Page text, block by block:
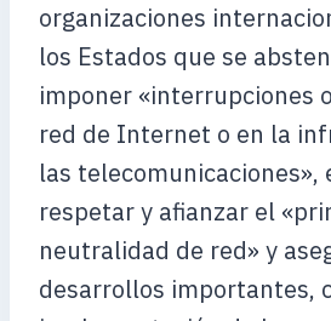
organizaciones
los Estados que se
imponer «interrupciones
red de Internet o en la
las telecomunicaciones»,
respetar y afianzar el
neutralidad de red» y
desarrollos importantes,